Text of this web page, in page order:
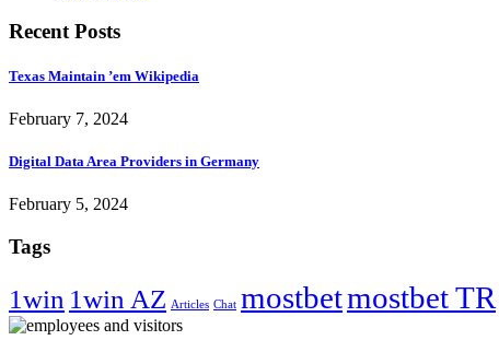
Recent Posts
Texas Maintain ’em Wikipedia
February 7, 2024
Digital Data Area Providers in Germany
February 5, 2024
Tags
1win 1win AZ Articles Chat mostbetmostbet TR